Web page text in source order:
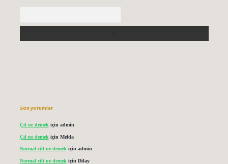
Son yorumlar
Çıl ne demek için admin
Çıl ne demek için Melda
Normal cilt ne demekiçin admin
Normal cilt ne demek için Dilay